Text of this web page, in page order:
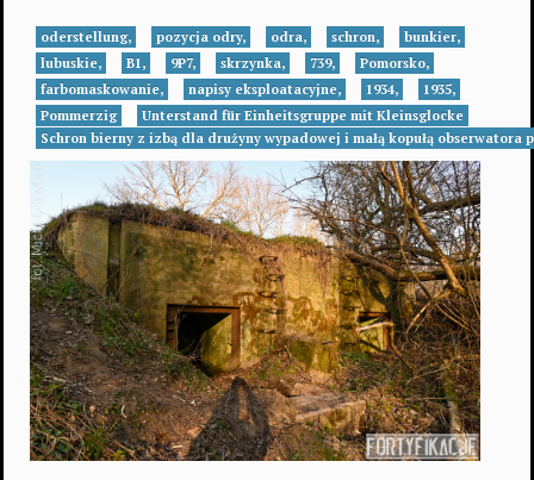
oderstellung, pozycja odry, odra, schron,
bunkier,
lubuskie,
B1, 9P7, skrzynka, 739,
Pomorsko,
farbomaskowanie,
napisy eksploatacyjne, 1934,
1935,
Pommerzig
Unterstand für Einheitsgruppe mit Kleinsglocke
Schron bierny z izbą dla drużyny wypadowej i małą kopułą obserwatora